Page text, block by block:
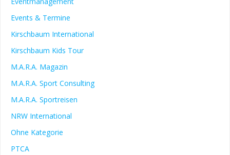
Events & Termine
Kirschbaum International
Kirschbaum Kids Tour
M.A.R.A. Magazin
M.A.R.A. Sport Consulting
M.A.R.A. Sportreisen
NRW International
Ohne Kategorie
PTCA